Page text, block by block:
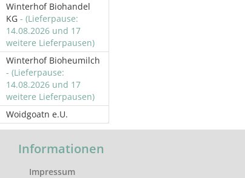
Winterhof Biohandel
KG - (Lieferpause:
14.08.2026 und 17
weitere Lieferpausen)
Winterhof Bioheumilch
- (Lieferpause:
14.08.2026 und 17
weitere Lieferpausen)
Woidgoatn e.U.
Informationen
Impressum